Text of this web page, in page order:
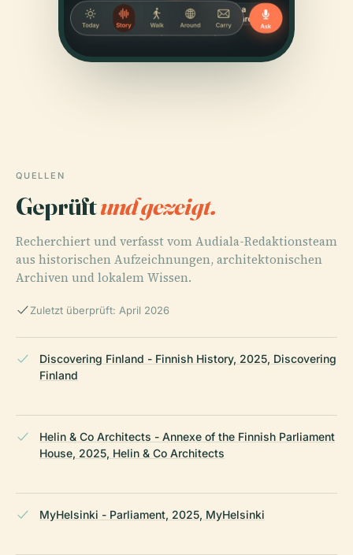
QUELLEN
Geprüftund gezeigt.
Recherchiert und verfasst vom Audiala-Redaktionsteam
aus historischen Aufzeichnungen, architektonischen
Archiven und lokalem Wissen.
Zuletzt überprüft: April 2026
Discovering Finland - Finnish History, 2025, Discovering
Finland
Helin & Co Architects - Annexe of the Finnish Parliament
House, 2025, Helin & Co Architects
MyHelsinki - Parliament, 2025, MyHelsinki